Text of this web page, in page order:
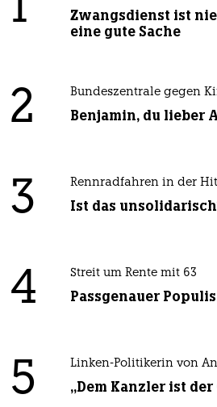
1
Zwangsdienst ist
eine gute Sache
2 Bundeszentrale gegen
Benjamin, du lieber
3 Rennradfahren in der
Ist das
4 Streit um Rente mit 63
Passgenauer
5 Linken-Politikerin von
„Dem Kanzler ist der